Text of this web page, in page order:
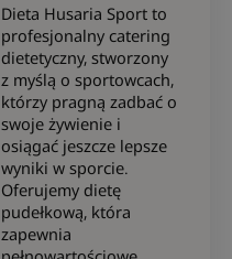
Dieta Husaria Sport to
profesjonalny catering
dietetyczny, stworzony
z myślą o sportowcach,
którzy pragną zadbać o
swoje żywienie i
osiągać jeszcze lepsze
wyniki w sporcie.
Oferujemy dietę
pudełkową, która
zapewnia